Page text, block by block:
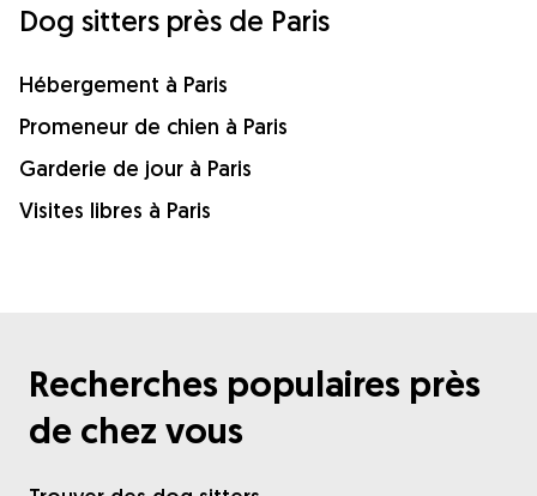
Dog sitters près de Paris
Hébergement à Paris
Promeneur de chien à Paris
Garderie de jour à Paris
Visites libres à Paris
Recherches populaires près
de chez vous